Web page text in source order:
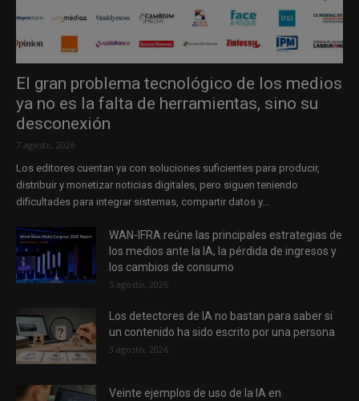
El gran problema tecnológico de los medios
ya no es la falta de herramientas, sino su
desconexión
7 agosto, 2026
Los editores cuentan ya con soluciones suficientes para producir,
distribuir y monetizar noticias digitales, pero siguen teniendo
dificultades para integrar sistemas, compartir datos y...
WAN-IFRA reúne las principales estrategias de
los medios ante la IA, la pérdida de ingresos y
los cambios de consumo
5 agosto, 2026
Los detectores de IA no bastan para saber si
un contenido ha sido escrito por una persona
3 agosto, 2026
Veinte ejemplos de uso de la IA en